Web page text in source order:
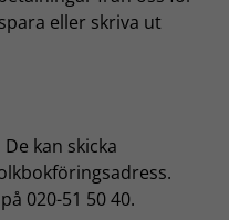
eller skriva ut
De kan skicka
020-51 50 40.